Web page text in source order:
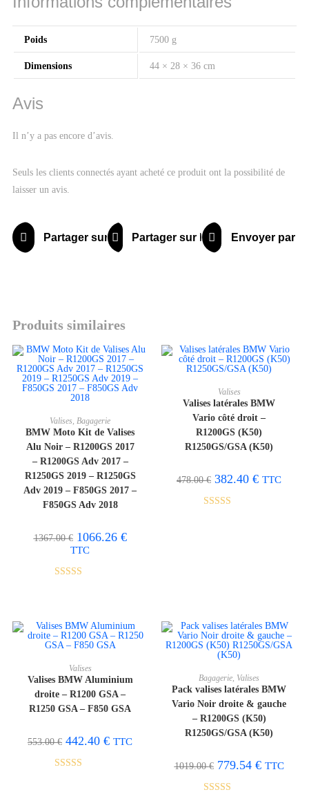
Poids 7500 g
Dimensions 44 × 28 × 36 cm
Avis
Il n’y a pas encore d’avis.
Seuls les clients connectés ayant acheté ce produit ont la possibilité de
laisser un avis.
Partager sur X Partager sur FacebookEnvoyer par
Produits similaires
PROMO !
AJOUTER AU PANIER
Valises, Bagagerie
BMW Moto Kit de Valises
Alu Noir – R1200GS 2017
– R1200GS Adv 2017 –
R1250GS 2019 – R1250GS
Adv 2019 – F850GS 2017 –
F850GS Adv 2018
1367.00€ 1066.26 €
TTC
-20%
AJOUTER AU PANIER
Valises
Valises latérales BMW
Vario côté droit –
R1200GS (K50)
R1250GS/GSA (K50)
478.00€ 382.40 € TTC
-20%
AJOUTER AU PANIER
Valises
Valises BMW Aluminium
droite – R1200 GSA –
R1250 GSA – F850 GSA
553.00€ 442.40 € TTC
PROMO !
AJOUTER AU PANIER
Bagagerie Valises
Pack valises latérales BMW
Vario Noir droite & gauche
– R1200GS (K50)
R1250GS/GSA (K50)
1019.00€ 779.54 € TTC